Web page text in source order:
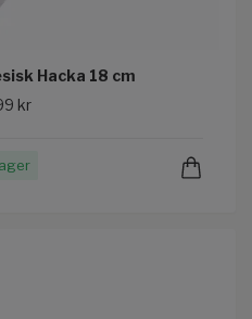
Hacka 18 cm
kr